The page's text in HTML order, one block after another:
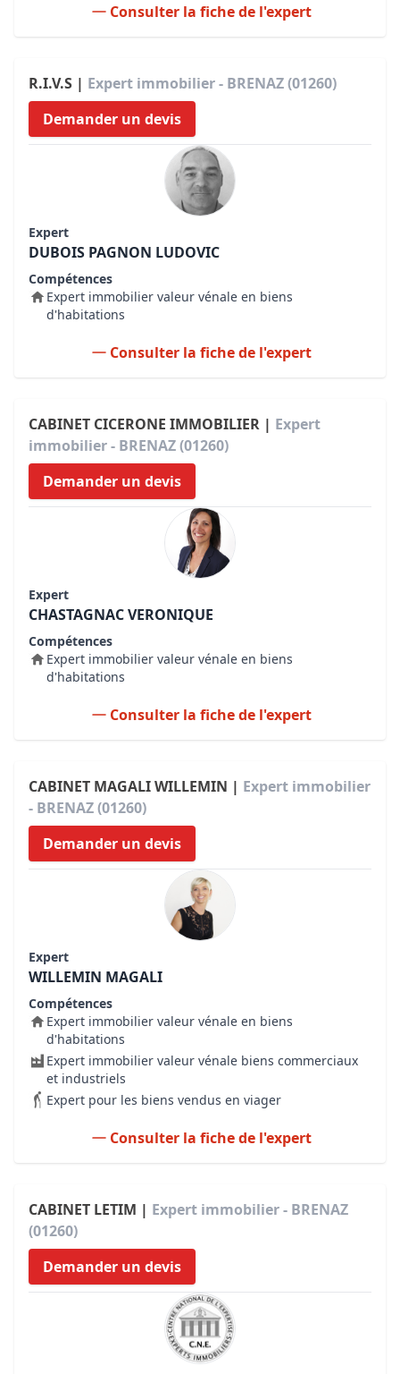
Consulter la fiche de l'expert
R.I.V.S | Expert immobilier - BRENAZ (01260)
Demander un devis
Expert
DUBOIS PAGNON LUDOVIC
Compétences
Expert immobilier valeur vénale en biens
d'habitations
Consulter la fiche de l'expert
CABINET CICERONE IMMOBILIER | Expert
immobilier - BRENAZ (01260)
Demander un devis
Expert
CHASTAGNAC VERONIQUE
Compétences
Expert immobilier valeur vénale en biens
d'habitations
Consulter la fiche de l'expert
CABINET MAGALI WILLEMIN | Expert immobilier
- BRENAZ (01260)
Demander un devis
Expert
WILLEMIN MAGALI
Compétences
Expert immobilier valeur vénale en biens
d'habitations
Expert immobilier valeur vénale biens commerciaux
et industriels
Expert pour les biens vendus en viager
Consulter la fiche de l'expert
CABINET LETIM | Expert immobilier - BRENAZ
(01260)
Demander un devis